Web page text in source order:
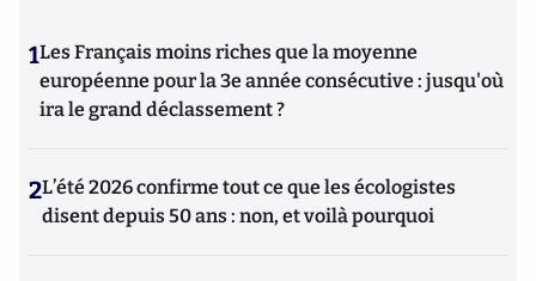
1Les Français moins riches que la moyenne
européenne pour la 3e année consécutive : jusqu'où
ira le grand déclassement ?
2L’été 2026 confirme tout ce que les écologistes
disent depuis 50 ans : non, et voilà pourquoi